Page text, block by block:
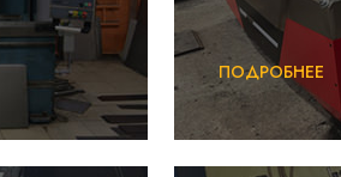
ПОДРОБНЕЕ